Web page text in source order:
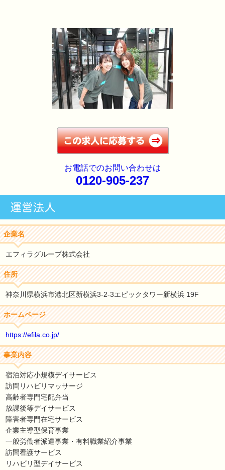
お電話でのお問い合わせは
0120-905-237
企業名
エフィラグループ株式会社
住所
神奈川県横浜市港北区新横浜3-2-3エピックタワー新横浜 19F
ホームページ
https://efila.co.jp/
事業内容
宿泊対応小規模デイサービス
訪問リハビリマッサージ
高齢者専門宅配弁当
放課後等デイサービス
障害者専門在宅サービス
企業主導型保育事業
一般労働者派遣事業・有料職業紹介事業
訪問看護サービス
リハビリ型デイサービス